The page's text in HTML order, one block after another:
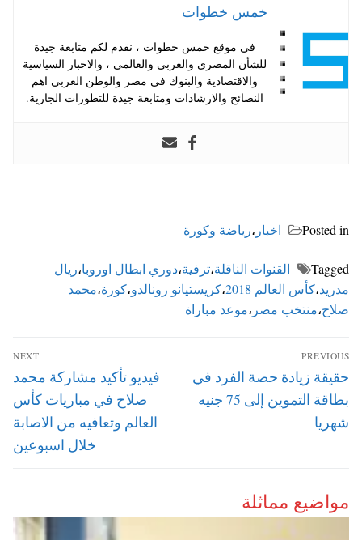
خمس خطوات
في موقع خمس خطوات ، نقدم لكم متابعة جيدة
للشأن المصري والعربي والعالمي ، والاخبار السياسية
والاقتصادية والبنوك في مصر والوطن العربي اهم
النصائح والارشادات ومتابعة جيدة للتطورات الجارية.
Posted in اخبار ،رياضة وكورة
Tagged القنوات الناقلة،ترفية،دوري ابطال اوروبا،ريال
مدريد،كأس العالم 2018 ،كريستيانو رونالدو،كورة،محمد
صلاح،منتخب مصر ،موعد مباراة
تصفّح
المقالات
PREVIOUS
Previous
post:
حقيقة زيادة حصة الفرد في
بطاقة التموين إلى 75 جنيه
شهريا
NEXT
Next
فيديو تأكيد مشاركة محمد
صلاح في مباريات كأس
العالم وتعافيه من الاصابة
خلال اسبوعين
مواضيع مماثلة